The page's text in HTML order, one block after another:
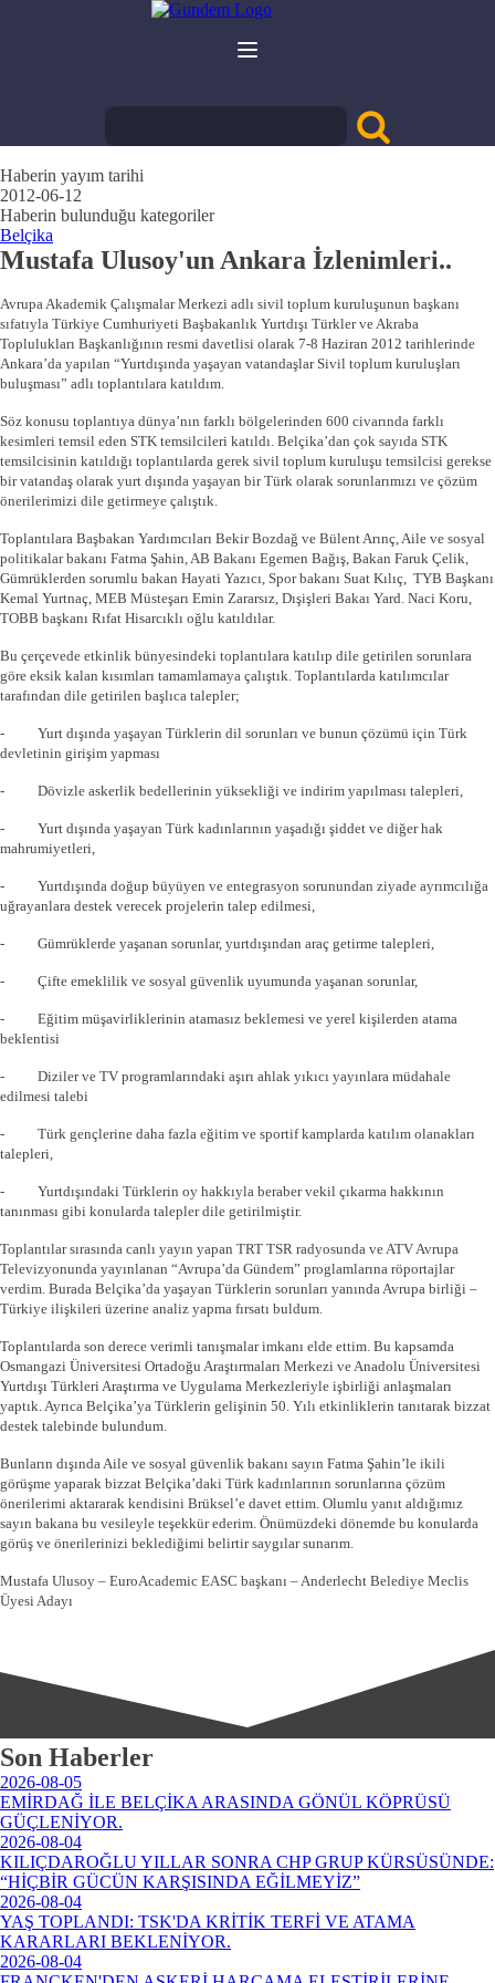
Haberin yayım tarihi
2012-06-12
Haberin bulunduğu kategoriler
Belçika
Mustafa Ulusoy'un Ankara İzlenimleri..
Avrupa Akademik Çalışmalar Merkezi adlı sivil toplum kuruluşunun başkanı
sıfatıyla Türkiye Cumhuriyeti Başbakanlık Yurtdışı Türkler ve Akraba
Toplulukları Başkanlığının resmi davetlisi olarak 7-8 Haziran 2012 tarihlerinde
Ankara’da yapılan “Yurtdışında yaşayan vatandaşlar Sivil toplum kuruluşları
buluşması” adlı toplantılara katıldım.
Söz konusu toplantıya dünya’nın farklı bölgelerinden 600 civarında farklı
kesimleri temsil eden STK temsilcileri katıldı. Belçika’dan çok sayıda STK
temsilcisinin katıldığı toplantılarda gerek sivil toplum kuruluşu temsilcisi gerekse
bir vatandaş olarak yurt dışında yaşayan bir Türk olarak sorunlarımızı ve çözüm
önerilerimizi dile getirmeye çalıştık.
Toplantılara Başbakan Yardımcıları Bekir Bozdağ ve Bülent Arınç, Aile ve sosyal
politikalar bakanı Fatma Şahin, AB Bakanı Egemen Bağış, Bakan Faruk Çelik,
Gümrüklerden sorumlu bakan Hayati Yazıcı, Spor bakanı Suat Kılıç, TYB Başkanı
Kemal Yurtnaç, MEB Müsteşarı Emin Zararsız, Dışişleri Bakaı Yard. Naci Koru,
TOBB başkanı Rıfat Hisarcıklı oğlu katıldılar.
Bu çerçevede etkinlik bünyesindeki toplantılara katılıp dile getirilen sorunlara
göre eksik kalan kısımları tamamlamaya çalıştık. Toplantılarda katılımcılar
tarafından dile getirilen başlıca talepler;
- Yurt dışında yaşayan Türklerin dil sorunları ve bunun çözümü için Türk
devletinin girişim yapması
- Dövizle askerlik bedellerinin yüksekliği ve indirim yapılması talepleri,
- Yurt dışında yaşayan Türk kadınlarının yaşadığı şiddet ve diğer hak
mahrumiyetleri,
- Yurtdışında doğup büyüyen ve entegrasyon sorunundan ziyade ayrımcılığa
uğrayanlara destek verecek projelerin talep edilmesi,
- Gümrüklerde yaşanan sorunlar, yurtdışından araç getirme talepleri,
- Çifte emeklilik ve sosyal güvenlik uyumunda yaşanan sorunlar,
- Eğitim müşavirliklerinin atamasız beklemesi ve yerel kişilerden atama
beklentisi
- Diziler ve TV programlarındaki aşırı ahlak yıkıcı yayınlara müdahale
edilmesi talebi
- Türk gençlerine daha fazla eğitim ve sportif kamplarda katılım olanakları
talepleri,
- Yurtdışındaki Türklerin oy hakkıyla beraber vekil çıkarma hakkının
tanınması gibi konularda talepler dile getirilmiştir.
Toplantılar sırasında canlı yayın yapan TRT TSR radyosunda ve ATV Avrupa
Televizyonunda yayınlanan “Avrupa’da Gündem” proglamlarına röportajlar
verdim. Burada Belçika’da yaşayan Türklerin sorunları yanında Avrupa birliği –
Türkiye ilişkileri üzerine analiz yapma fırsatı buldum.
Toplantılarda son derece verimli tanışmalar imkanı elde ettim. Bu kapsamda
Osmangazi Üniversitesi Ortadoğu Araştırmaları Merkezi ve Anadolu Üniversitesi
Yurtdışı Türkleri Araştırma ve Uygulama Merkezleriyle işbirliği anlaşmaları
yaptık. Ayrıca Belçika’ya Türklerin gelişinin 50. Yılı etkinliklerin tanıtarak bizzat
destek talebinde bulundum.
Bunların dışında Aile ve sosyal güvenlik bakanı sayın Fatma Şahin’le ikili
görüşme yaparak bizzat Belçika’daki Türk kadınlarının sorunlarına çözüm
önerilerimi aktararak kendisini Brüksel’e davet ettim. Olumlu yanıt aldığımız
sayın bakana bu vesileyle teşekkür ederim. Önümüzdeki dönemde bu konularda
görüş ve önerilerinizi beklediğimi belirtir saygılar sunarım.
Mustafa Ulusoy – EuroAcademic EASC başkanı – Anderlecht Belediye Meclis
Üyesi Adayı
Son Haberler
2026-08-05
EMİRDAĞ İLE BELÇİKA ARASINDA GÖNÜL KÖPRÜSÜ
GÜÇLENİYOR.
2026-08-04
KILIÇDAROĞLU YILLAR SONRA CHP GRUP KÜRSÜSÜNDE:
“HİÇBİR GÜCÜN KARŞISINDA EĞİLMEYİZ”
2026-08-04
YAŞ TOPLANDI: TSK'DA KRİTİK TERFİ VE ATAMA
KARARLARI BEKLENİYOR.
2026-08-04